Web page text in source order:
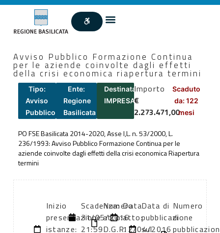
Avviso Pubblico Formazione Continua
per le aziende coinvolte dagli effetti
della crisi economica riapertura termini
Tipo:
Avviso
Pubblico
Ente:
Regione
Basilicata
Destinatari:
IMPRESA
Importo
€
2.273.471,00
Scaduto
da: 122
mesi
PO FSE Basilicata 2014-2020, Asse I,L. n. 53/2000, L.
236/1993: Avviso Pubblico Formazione Continua per le
aziende coinvolte dagli effetti della crisi economica Riapertura
termini
Inizio
presentazione
istanze:
Scadenza:
31/05/2016
21:59
Numero
atto:
D.G.R.
Data
atto:
12/04/2016
Data di
pubblicazione
sul
Numero
di